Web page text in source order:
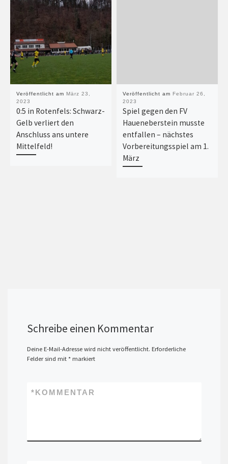
Veröffentlicht am März 23,
2023
0:5 in Rotenfels: Schwarz-
Gelb verliert den
Anschluss ans untere
Mittelfeld!
Veröffentlicht am Februar 26,
2023
Spiel gegen den FV
Haueneberstein musste
entfallen – nächstes
Vorbereitungsspiel am 1.
März
Schreibe einen Kommentar
Deine E-Mail-Adresse wird nicht veröffentlicht. Erforderliche
Felder sind mit *markiert
KOMMENTAR
*